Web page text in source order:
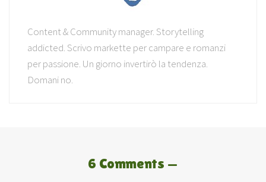
Content & Community manager. Storytelling
addicted. Scrivo markette per campare e romanzi
per passione. Un giorno invertirò la tendenza.
Domani no.
6 Comments —